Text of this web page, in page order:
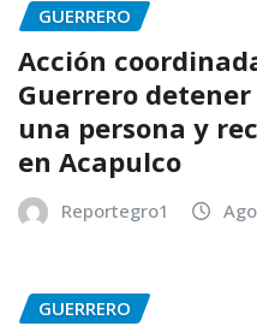
GUERRERO
Acción
Guerrero
una persona y
en Acapulco
Reportegro1
GUERRERO